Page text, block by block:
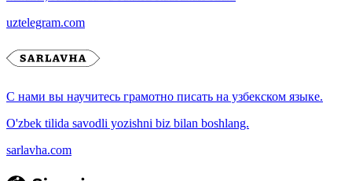
uztelegram.com
С нами вы научитесь грамотно писать на узбекском языке.
O'zbek tilida savodli yozishni biz bilan boshlang.
sarlavha.com